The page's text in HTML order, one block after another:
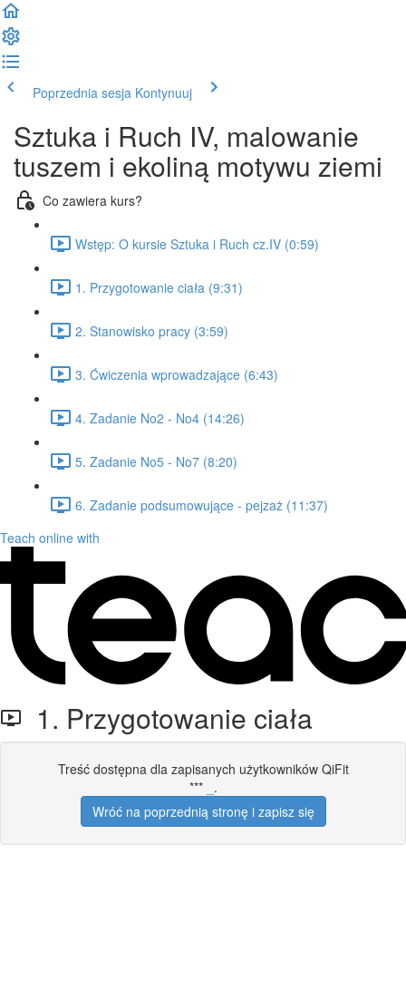
Poprzednia sesja Kontynuuj
Sztuka i Ruch IV, malowanie
tuszem i ekoliną motywu ziemi
Co zawiera kurs?
Wstęp: O kursie Sztuka i Ruch cz.IV (0:59)
1. Przygotowanie ciała (9:31)
2. Stanowisko pracy (3:59)
3. Ćwiczenia wprowadzające (6:43)
4. Zadanie No2 - No4 (14:26)
5. Zadanie No5 - No7 (8:20)
6. Zadanie podsumowujące - pejzaż (11:37)
Teach online with
1. Przygotowanie ciała
Treść dostępna dla zapisanych użytkowników QiFit
***
.
Wróć na poprzednią stronę i zapisz się